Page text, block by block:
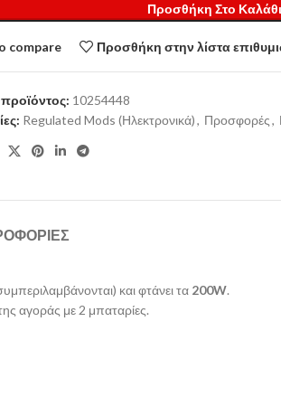
Προσθήκη Στο Καλάθι
compare Προσθήκη στην λίστα
10254448
Regulated Mods (Ηλεκτρονικά), Προσφορές,
και φτάνει τα 200W.
αγοράς με 2 μπαταρίες.